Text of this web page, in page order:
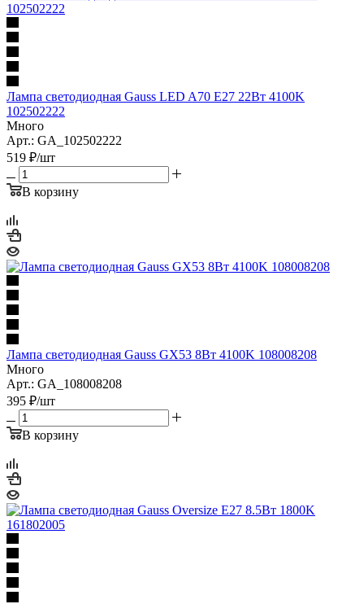
Лампа светодиодная Gauss LED A70 E27 22Вт 4100K
102502222
Много
Арт.: GA_102502222
519 ₽/шт
В корзину
Лампа светодиодная Gauss GX53 8Вт 4100K 108008208
Много
Арт.: GA_108008208
395 ₽/шт
В корзину